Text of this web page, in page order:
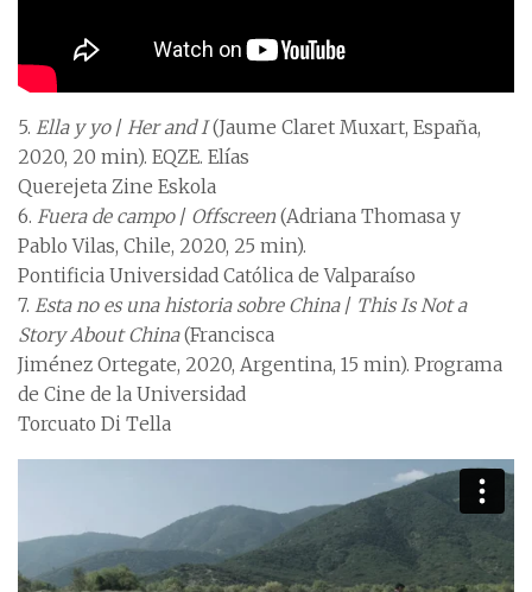
5. Ella y yo/ Her and I(Jaume Claret Muxart, España,
2020, 20 min). EQZE. Elías
Querejeta Zine Eskola
6. Fuera de campo/ Offscreen (Adriana Thomasa y
Pablo Vilas, Chile, 2020, 25 min).
Pontificia Universidad Católica de Valparaíso
7. Esta no es una historia sobre China/ This Is Not a
Story About China(Francisca
Jiménez Ortegate, 2020, Argentina, 15 min). Programa
de Cine de la Universidad
Torcuato Di Tella